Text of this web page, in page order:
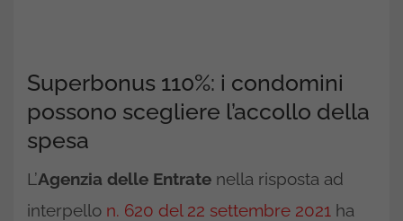
Superbonus 110%: i condomini
possono scegliere l’accollo della
spesa
L’Agenzia delle Entrate nella risposta ad
interpello n. 620 del 22 settembre 2021 ha